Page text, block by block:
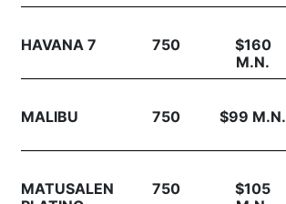
HAVANA 7 750
$160
M.N.
MALIBU 750 $99 M.N.
MATUSALEN
750
$105